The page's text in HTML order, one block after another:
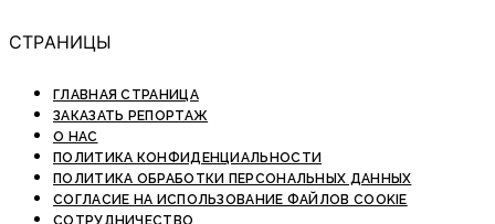
СТРАНИЦЫ
ГЛАВНАЯ СТРАНИЦА
ЗАКАЗАТЬ РЕПОРТАЖ
О НАС
ПОЛИТИКА КОНФИДЕНЦИАЛЬНОСТИ
ПОЛИТИКА ОБРАБОТКИ ПЕРСОНАЛЬНЫХ ДАННЫХ
СОГЛАСИЕ НА ИСПОЛЬЗОВАНИЕ ФАЙЛОВ COOKIE
СОТРУДНИЧЕСТВО